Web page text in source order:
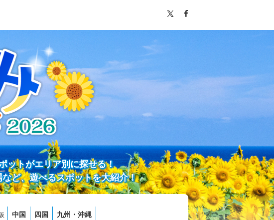
ットがエリア別に探せる！
ど、遊べるスポットを大紹介！
中国 四国 九州・沖縄